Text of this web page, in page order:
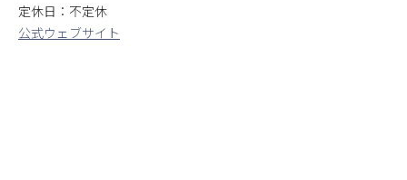
定休日：不定休
公式ウェブサイト